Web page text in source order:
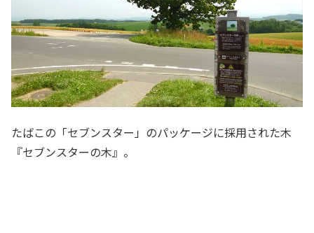
たばこの「セブンスター」のパッケージに採用された木
『セブンスターの木』。